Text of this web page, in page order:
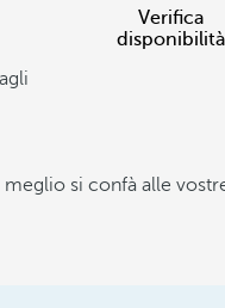
Verifica
disponibilità
si confà alle